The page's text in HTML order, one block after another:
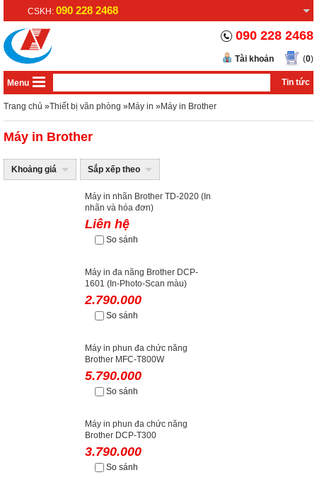
CSKH: 090 228 2468
090 228 2468
(0)
Tài khoản
Menu Tin tức
Trang chủ »Thiết bị văn phòng »Máy in »Máy in Brother
Máy in Brother
Khoảng giá Sắp xếp theo
Máy in nhãn Brother TD-2020 (In
nhãn và hóa đơn)
Liên hệ
So sánh
Máy in đa năng Brother DCP-
1601 (In-Photo-Scan màu)
2.790.000
So sánh
Máy in phun đa chức năng
Brother MFC-T800W
5.790.000
So sánh
Máy in phun đa chức năng
Brother DCP-T300
3.790.000
So sánh